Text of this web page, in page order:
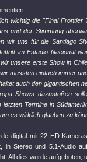
wichtig die "Final Frontier
und der Stimmung
wir uns für die Santiago
im Estadio Nacional
unsere erste Show in
mussten einfach immer
auch den gigantischen
Shows dazustoßen
letzten Termine in
es wirklich glauben zu
digital mit 22 HD-
in Stereo und 5.1-Audio
All dies wurde aufgeboten,